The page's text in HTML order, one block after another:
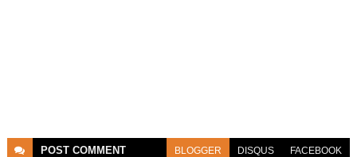
POST COMMENT BLOGGER DISQUS FACEBOOK